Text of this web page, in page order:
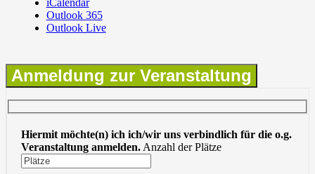
iCalendar
Outlook 365
Outlook Live
Anmeldung zur Veranstaltung
Hiermit möchte(n) ich ich/wir uns verbindlich für die o.g.
Veranstaltung anmelden. Anzahl der Plätze